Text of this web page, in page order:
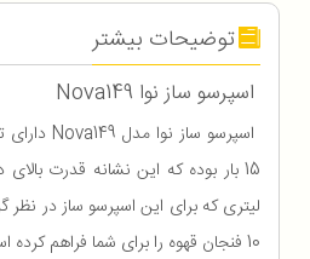
توضیحات بیشتر
اسپرسو ساز نوا Nova149
لیتری که برای این اسپرسو ساز در نظر
10 فنجان قهوه را برای شما فراهم کرده است.